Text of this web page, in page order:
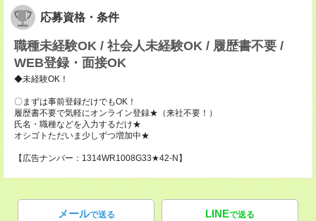
応募資格・条件
職種未経験OK / 社会人未経験OK / 履歴書不要 /
WEB登録・面接OK
◆未経験OK！
〇まずは事前登録だけでもOK！
履歴書不要で気軽にオンライン登録★（来社不要！）
氏名・職種などを入力するだけ★
オシゴトただいま少しずつ増加中★
【広告ナンバー：1314WR1008G33★42-N】
メールで送る LINEで送る